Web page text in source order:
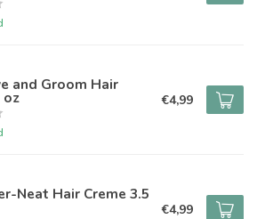
and Groom Hair
oz €4,99
Neat Hair Creme 3.5
€4,99